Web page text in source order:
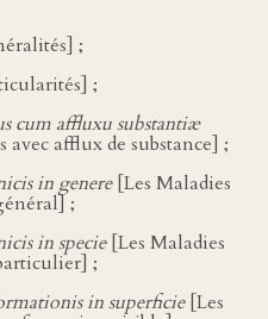
;
;
cum affluxu substantiæ
avec afflux de substance] ;
in genere[Les Maladies
;
in specie[Les Maladies
;
in superficie[Les